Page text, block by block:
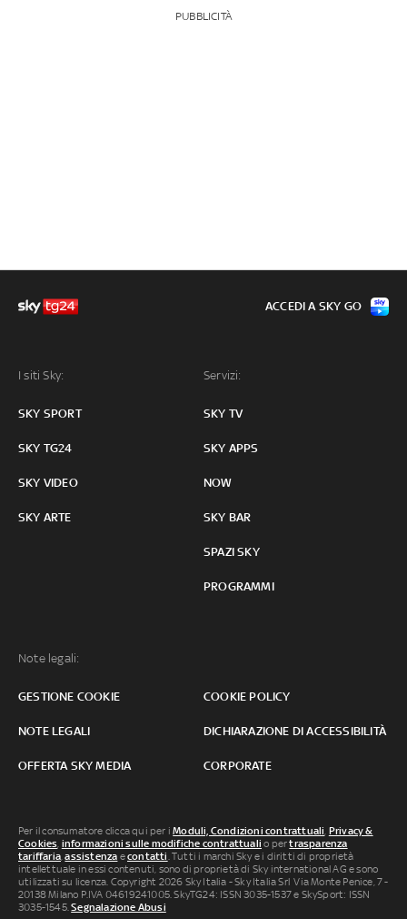
PUBBLICITÀ
I siti Sky:
SKY SPORT
SKY TG24
SKY VIDEO
SKY ARTE
Servizi:
SKY TV
SKY APPS
NOW
SKY BAR
SPAZI SKY
PROGRAMMI
Note legali:
GESTIONE COOKIE COOKIE POLICY
NOTE LEGALI DICHIARAZIONE DI ACCESSIBILITÀ
OFFERTA SKY MEDIA CORPORATE
ACCEDI A SKY GO
Per il consumatore clicca qui per iModuli, Condizioni contrattuali, Privacy &
Cookies, informazioni sulle modifiche contrattuali o pertrasparenza
tariffaria,assistenza econtatti. Tutti i marchi Sky e i diritti di proprietà
intellettuale in essi contenuti, sono di proprietà di Sky international AG e sono
utilizzati su licenza. Copyright 2026 Sky Italia - Sky Italia Srl Via Monte Penice, 7 -
20138 Milano P.IVA 04619241005. SkyTG24: ISSN 3035-1537 e SkySport: ISSN
3035-1545.Segnalazione Abusi